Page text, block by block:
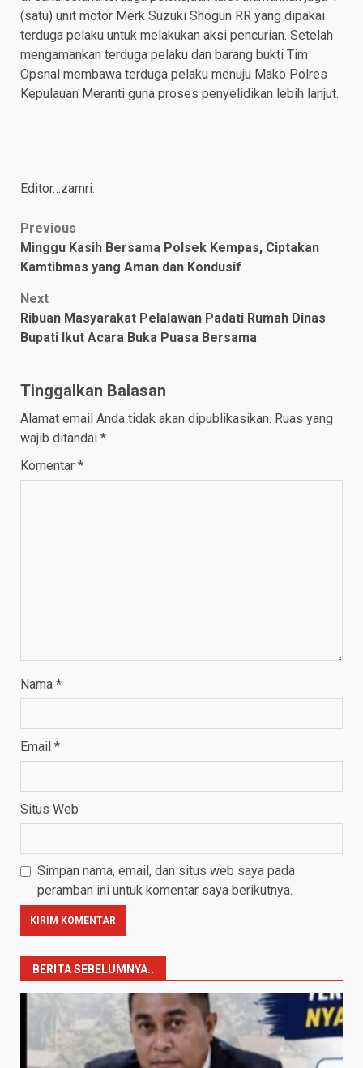
(satu) unit motor Merk Suzuki Shogun RR yang dipakai
terduga pelaku untuk melakukan aksi pencurian. Setelah
mengamankan terduga pelaku dan barang bukti Tim
Opsnal membawa terduga pelaku menuju Mako Polres
Kepulauan Meranti guna proses penyelidikan lebih lanjut.
Editor…zamri.
Post
navigation
Previous
Minggu Kasih Bersama Polsek Kempas, Ciptakan
Kamtibmas yang Aman dan Kondusif
Next
Ribuan Masyarakat Pelalawan Padati Rumah Dinas
Bupati Ikut Acara Buka Puasa Bersama
Tinggalkan Balasan
Alamat email Anda tidak akan dipublikasikan. Ruas yang
wajib ditandai *
Komentar *
Nama *
Email *
Situs Web
Simpan nama, email, dan situs web saya pada
peramban ini untuk komentar saya berikutnya.
BERITA SEBELUMNYA..